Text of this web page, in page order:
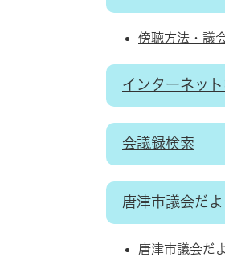
傍聴方法・議
インターネッ
会議録検索
唐津市議会だよ
唐津市議会だ